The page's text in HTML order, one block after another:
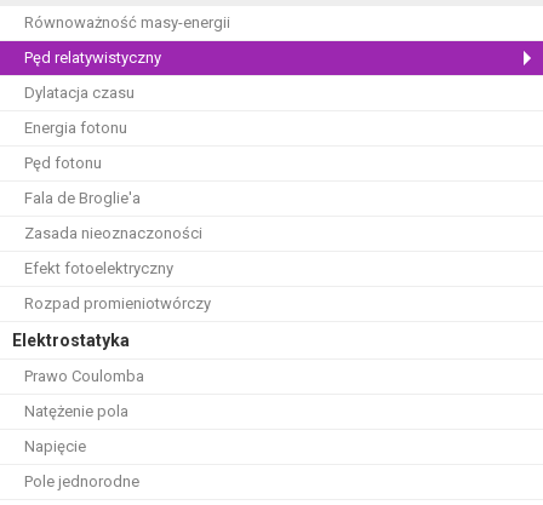
Równoważność masy-energii
Pęd relatywistyczny
Dylatacja czasu
Energia fotonu
Pęd fotonu
Fala de Broglie'a
Zasada nieoznaczoności
Efekt fotoelektryczny
Rozpad promieniotwórczy
Elektrostatyka
Prawo Coulomba
Natężenie pola
Napięcie
Pole jednorodne